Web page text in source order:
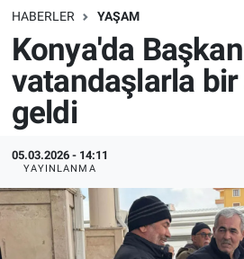
HABERLER YAŞAM
Konya'da
vatandaşlarla bir
geldi
05.03.2026 - 14:11
YAYINLANMA
Tüm Haberler
İletişim
Künye
Süper Lig Puan Durumu ve
Tüm Manşetler
Son Dakika Haberleri
Haber Arşivi